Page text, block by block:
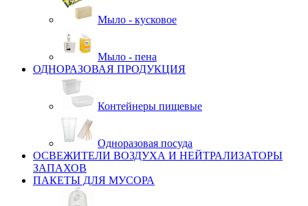
Мыло - кусковое
Мыло - пена
ОДНОРАЗОВАЯ ПРОДУКЦИЯ
Контейнеры пищевые
Одноразовая посуда
ОСВЕЖИТЕЛИ ВОЗДУХА И НЕЙТРАЛИЗАТОРЫ
ЗАПАХОВ
ПАКЕТЫ ДЛЯ МУСОРА